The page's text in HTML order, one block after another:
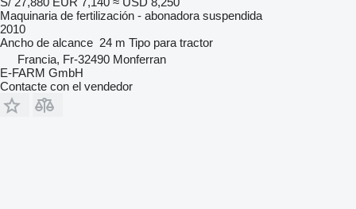
Maquinaria de fertilización - abonadora suspendida
2010
Ancho de alcance 24 m Tipo para tractor
Francia, Fr-32490 Monferran
E-FARM GmbH
Contacte con el vendedor